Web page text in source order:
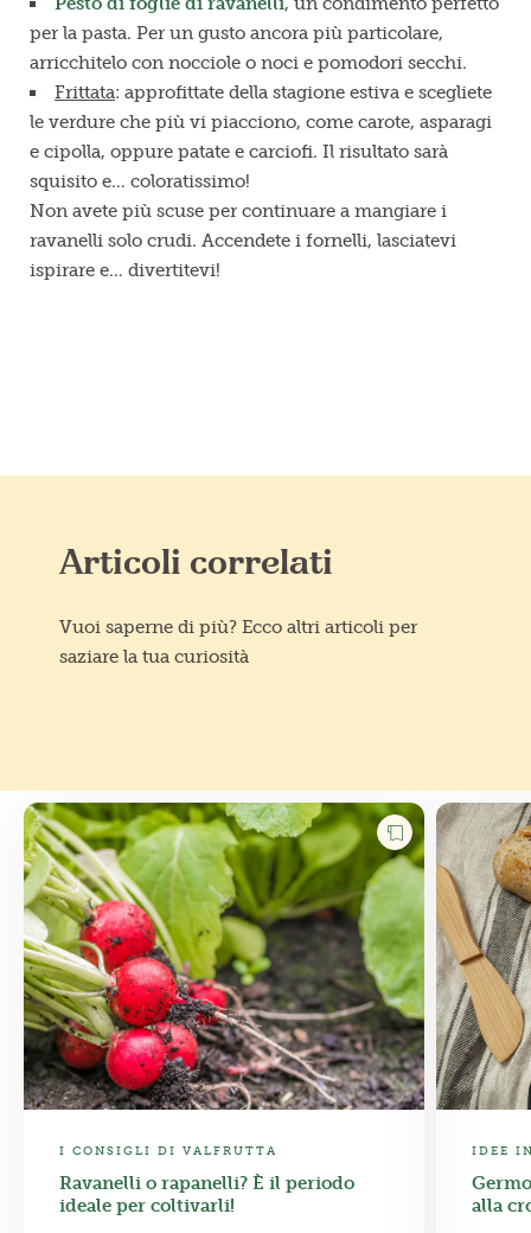
per la pasta. Per un gusto ancora più particolare,
arricchitelo con nocciole o noci e pomodori secchi.
Frittata: approfittate della stagione estiva e scegliete
le verdure che più vi piacciono, come carote, asparagi
e cipolla, oppure patate e carciofi. Il risultato sarà
squisito e… coloratissimo!
Non avete più scuse per continuare a mangiare i
ravanelli solo crudi. Accendete i fornelli, lasciatevi
ispirare e… divertitevi!
Articoli correlati
Vuoi saperne di più? Ecco altri articoli per
saziare la tua curiosità
I CONSIGLI DI VALFRUTTA
Ravanelli o rapanelli? È il periodo
ideale per coltivarli!
IDEE
alla